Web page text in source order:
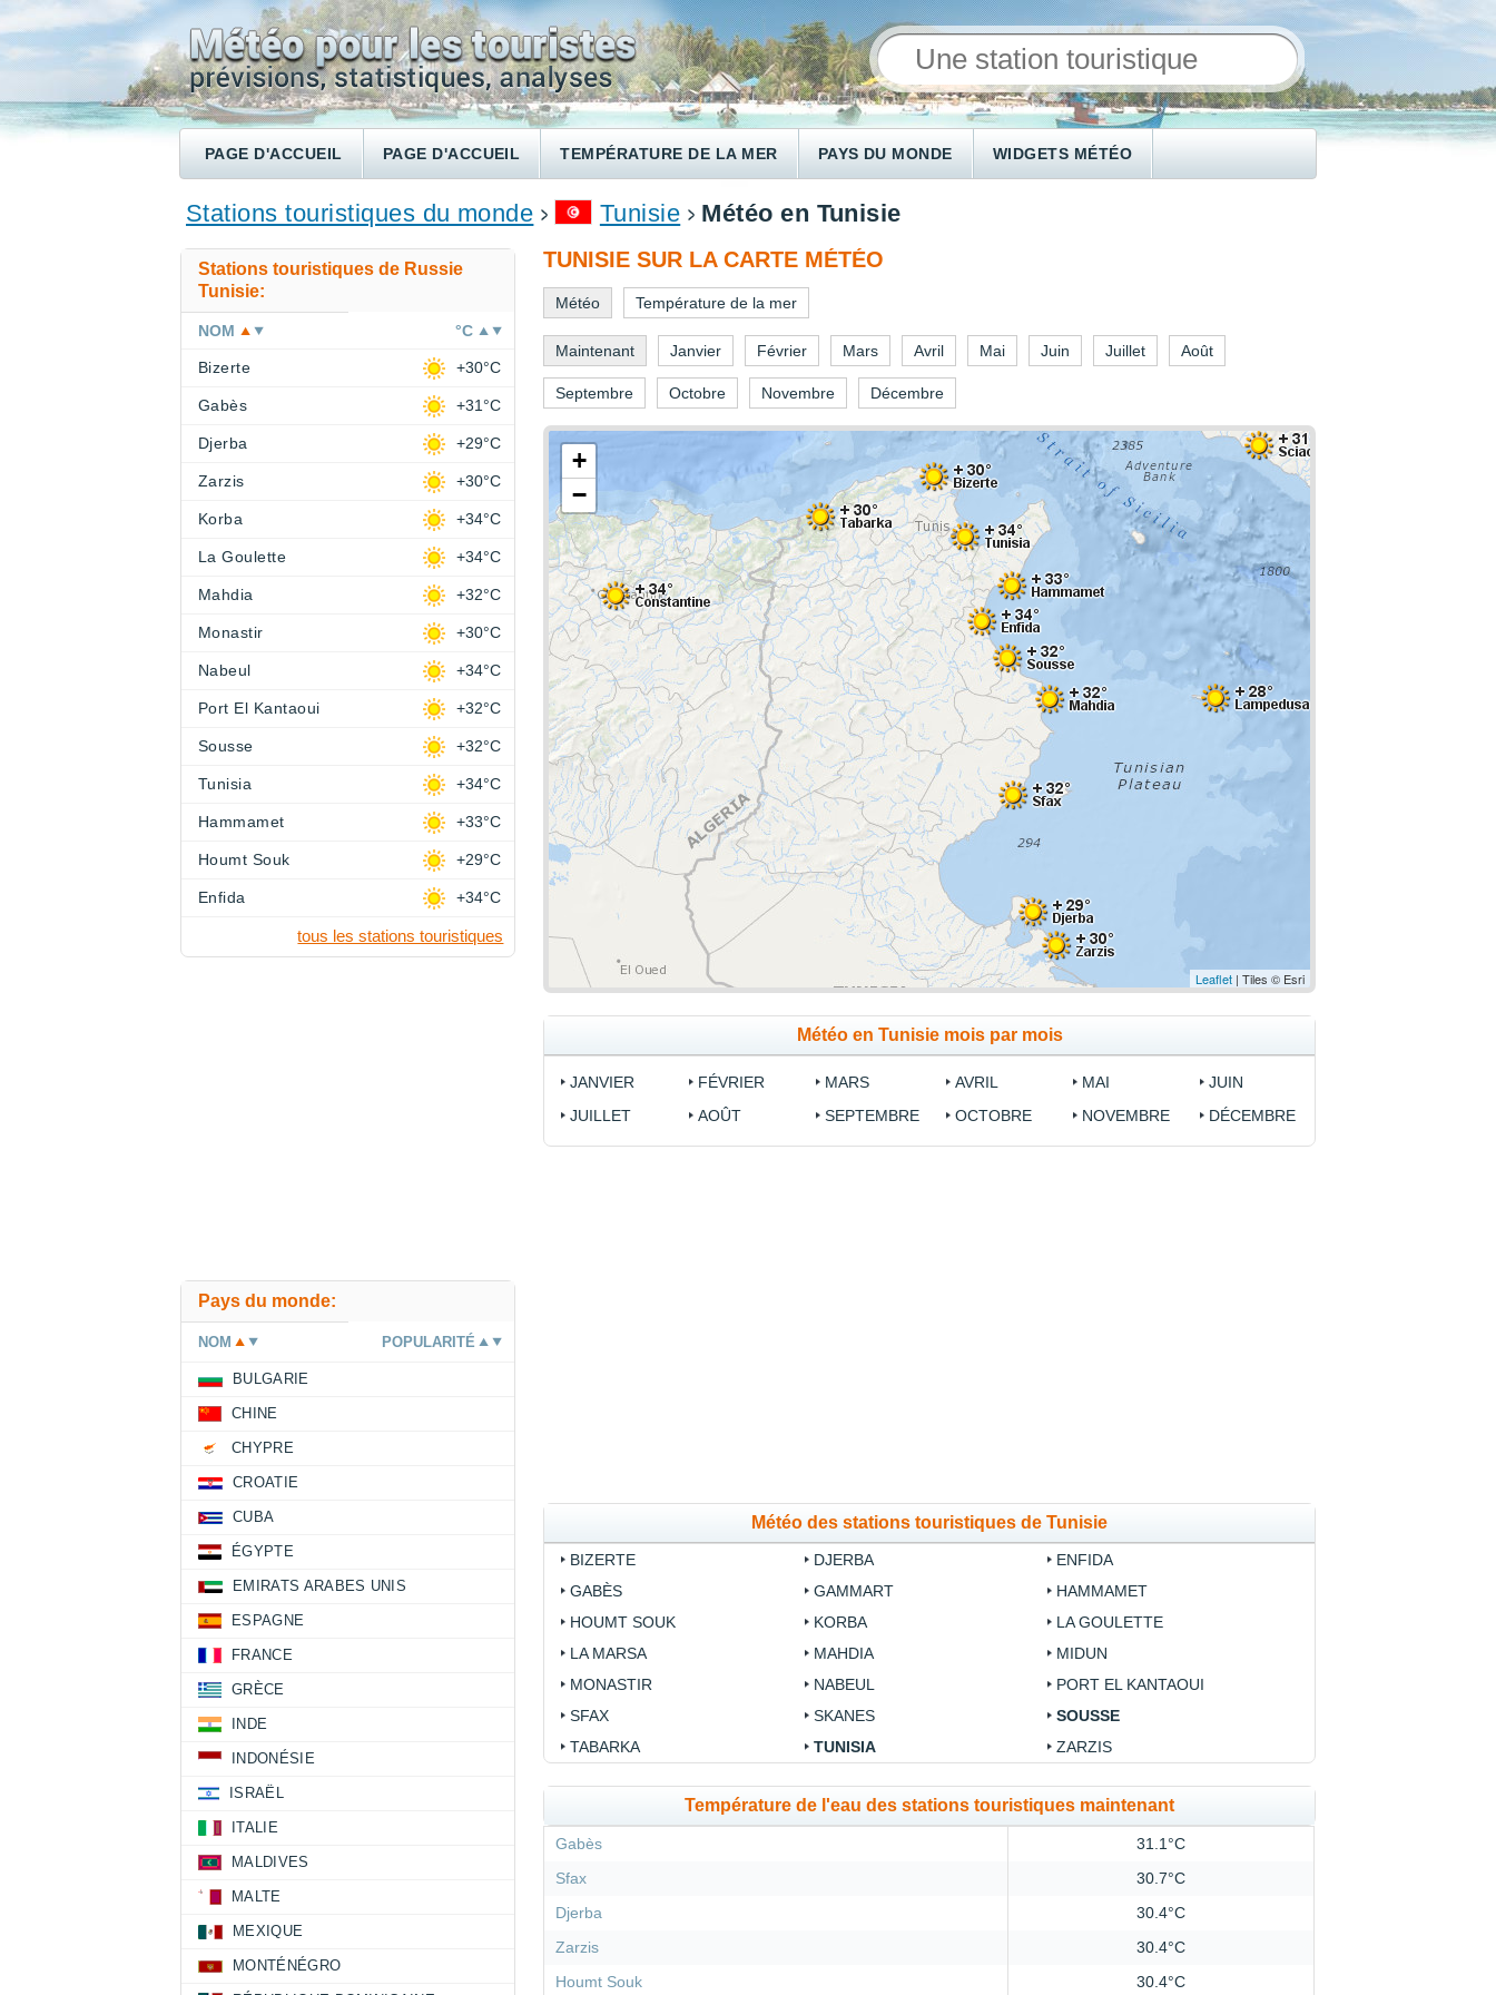
PAGE D'ACCUEIL PAGE D'ACCUEIL TEMPÉRATURE DE LA MER PAYS DU MONDE WIDGETS MÉTÉO
RECHERCHER UN HÔTEL
Stations touristiques du monde Tunisie Météo en Tunisie
TUNISIE SUR LA CARTE MÉTÉO
Météo Température de la mer
Maintenant Janvier Février Mars Avril Mai Juin Juillet Août
Septembre Octobre Novembre Décembre
+
−
Leaflet | Tiles © Esri
Météo en Tunisie mois par mois
JANVIER FÉVRIER MARS AVRIL MAI
JUIN
JUILLET
AOÛT SEPTEMBRE OCTOBRE NOVEMBRE DÉCEMBRE
Météo des stations touristiques de Tunisie
BIZERTE DJERBA
ENFIDA
GABÈS
GAMMART
HAMMAMET
HOUMT SOUK
KORBA
LA GOULETTE
LA MARSA
MAHDIA
MIDUN
MONASTIR
NABEUL
PORT EL KANTAOUI
SFAX
SKANES
SOUSSE
TABARKA
TUNISIA ZARZIS
Température de l'eau des stations touristiques maintenant
Gabès
31.1°C
Sfax
30.7°C
Djerba
30.4°C
Zarzis
30.4°C
Houmt Souk
30.4°C
Stations touristiques de Russie
Tunisie:
NOM °C
Bizerte +30°C
Gabès +31°C
Djerba +29°C
Zarzis +30°C
Korba +34°C
La Goulette +34°C
Mahdia +32°C
Monastir +30°C
Nabeul +34°C
Port El Kantaoui +32°C
Sousse +32°C
Tunisia +34°C
Hammamet +33°C
Houmt Souk +29°C
Enfida +34°C
tous les stations touristiques
Pays du monde:
NOM POPULARITÉ
BULGARIE
CHINE
CHYPRE
CROATIE
CUBA
ÉGYPTE
EMIRATS ARABES UNIS
ESPAGNE
FRANCE
GRÈCE
INDE
INDONÉSIE
ISRAËL
ITALIE
MALDIVES
MALTE
MEXIQUE
MONTÉNÉGRO